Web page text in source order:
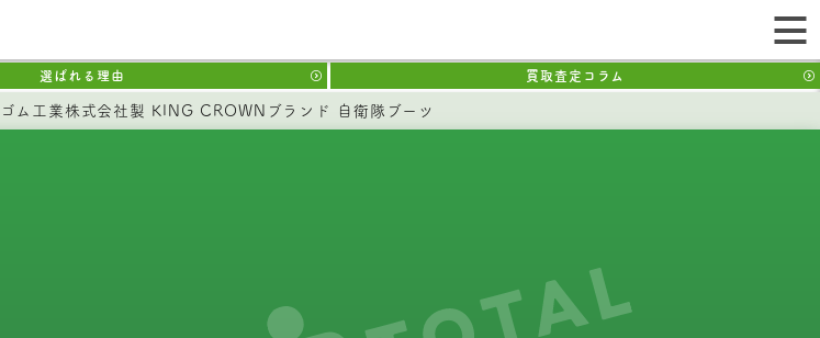
選ばれる理由 買取査定コラム
ム工業株式会社製 KING CROWNブランド 自衛隊ブーツ